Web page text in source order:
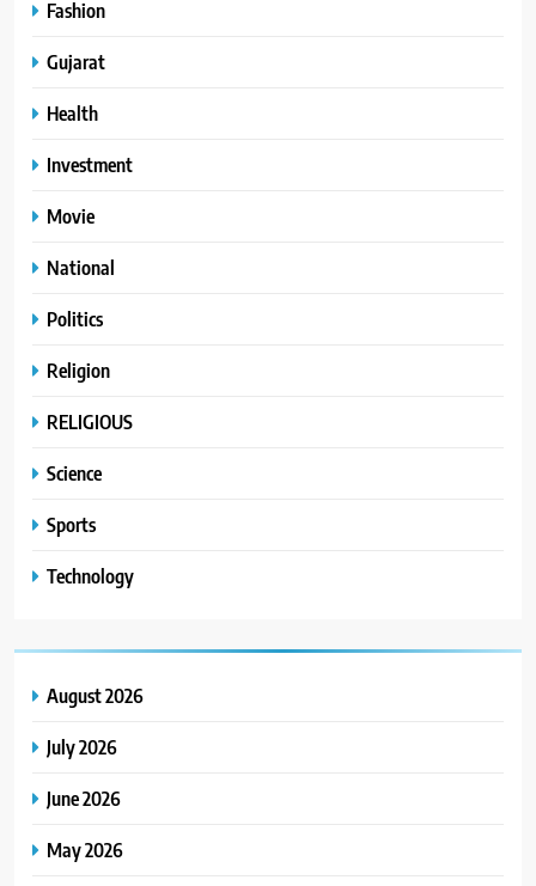
Fashion
Gujarat
Health
Investment
Movie
National
Politics
Religion
RELIGIOUS
Science
Sports
Technology
August 2026
July 2026
June 2026
May 2026